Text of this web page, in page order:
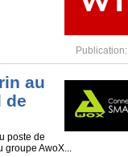
au
de
poste de
groupe AwoX...